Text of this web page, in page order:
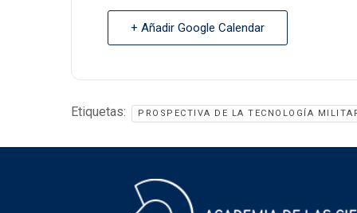
+ Añadir Google Calendar
Etiquetas: PROSPECTIVA DE LA TECNOLOGÍA